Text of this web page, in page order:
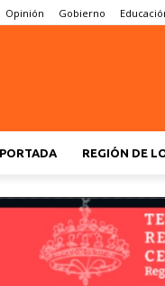
Opinión Gobierno
PORTADA REGIÓN DE